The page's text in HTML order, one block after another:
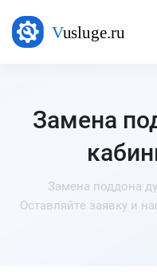
Замена
Замена поддона
Оставляйте заявку и